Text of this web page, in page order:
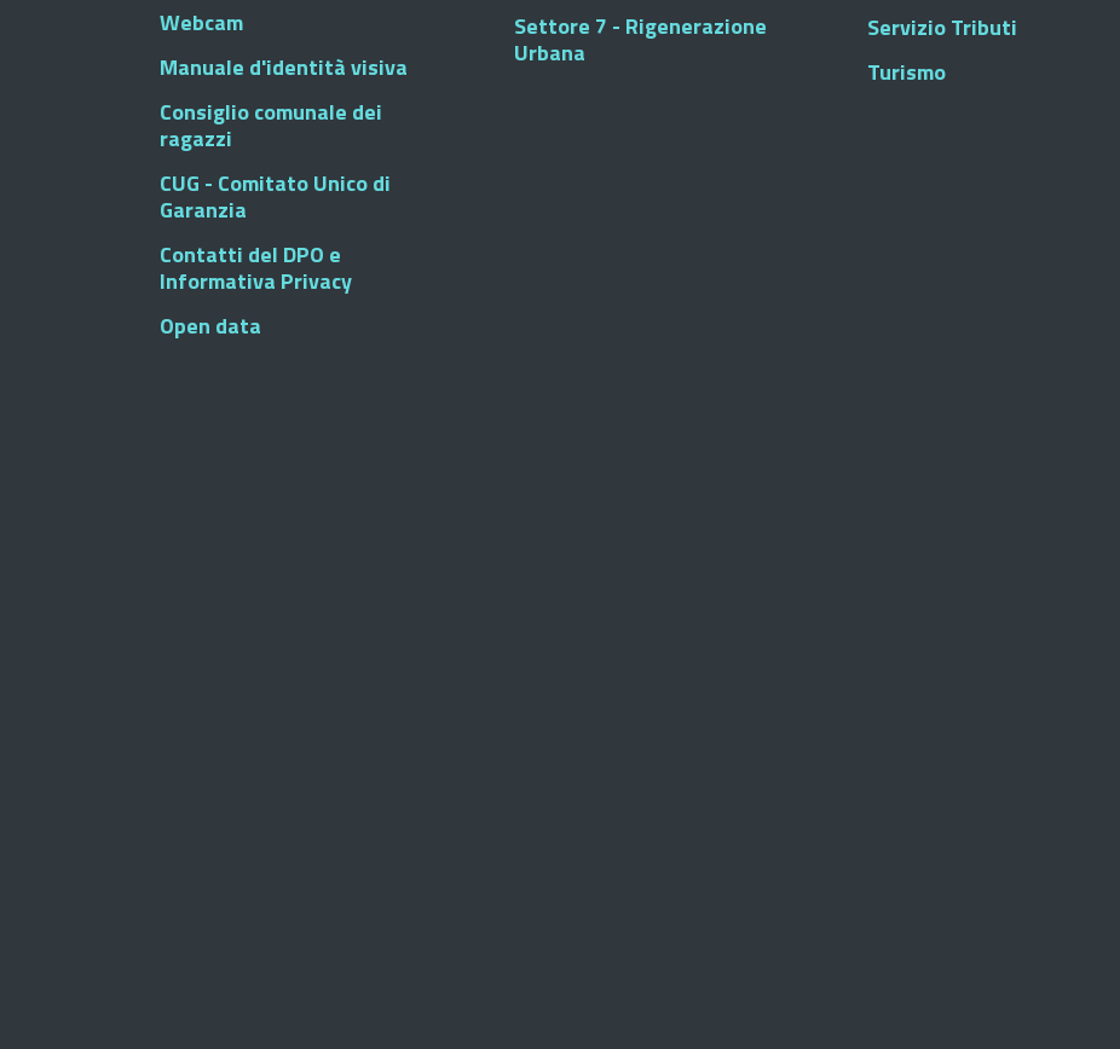
Webcam
Manuale d'identità visiva
Consiglio comunale dei
ragazzi
CUG - Comitato Unico di
Garanzia
Contatti del DPO e
Informativa Privacy
Open data
Settore 7 - Rigenerazione
Urbana
Servizio Tributi
Turismo